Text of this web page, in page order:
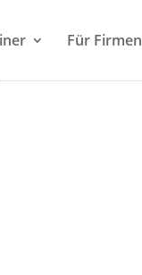
Für Firmen